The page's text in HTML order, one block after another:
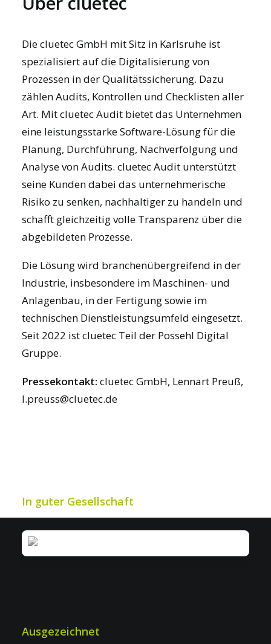
Die cluetec GmbH mit Sitz in Karlsruhe ist
spezialisiert auf die Digitalisierung von
Prozessen in der Qualitätssicherung. Dazu
zählen Audits, Kontrollen und Checklisten aller
Art. Mitcluetec Audit bietet das Unternehmen
eine leistungsstarke Software-Lösung für die
Planung, Durchführung, Nachverfolgung und
Analyse von Audits. cluetec Audit unterstützt
seine Kunden dabei das unternehmerische
Risiko zu senken, nachhaltiger zu handeln und
schafft gleichzeitig volle Transparenz über die
abgebildeten Prozesse.
Die Lösung wird branchenübergreifend in der
Industrie, insbesondere im Maschinen- und
Anlagenbau, in der Fertigung sowie im
technischen Dienstleistungsumfeld eingesetzt.
Seit 2022 ist cluetec Teil der Possehl Digital
Gruppe.
Pressekontakt: cluetec GmbH, Lennart Preuß,
l.preuss@cluetec.de
In guter Gesellschaft
Ausgezeichnet